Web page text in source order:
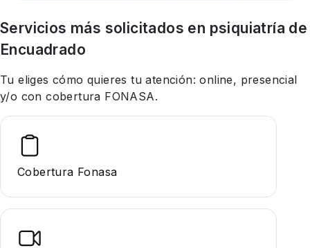
Servicios más solicitados en psiquiatría de
Encuadrado
Tu eliges cómo quieres tu atención: online, presencial
y/o con cobertura FONASA.
Cobertura Fonasa